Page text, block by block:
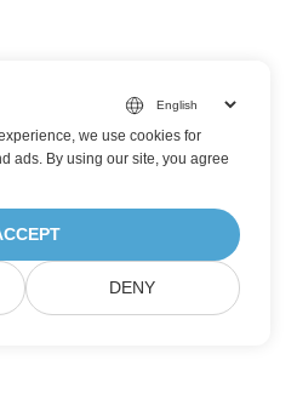
we use cookies for
ads. By using our site, you agree
DENY